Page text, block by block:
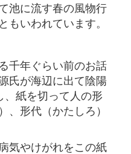
池に流す春の風物行
もいわれています。
千年ぐらい前のお話
氏が海辺に出て陰陽
、紙を切って人の形
、形代（かたしろ）
気やけがれをこの紙